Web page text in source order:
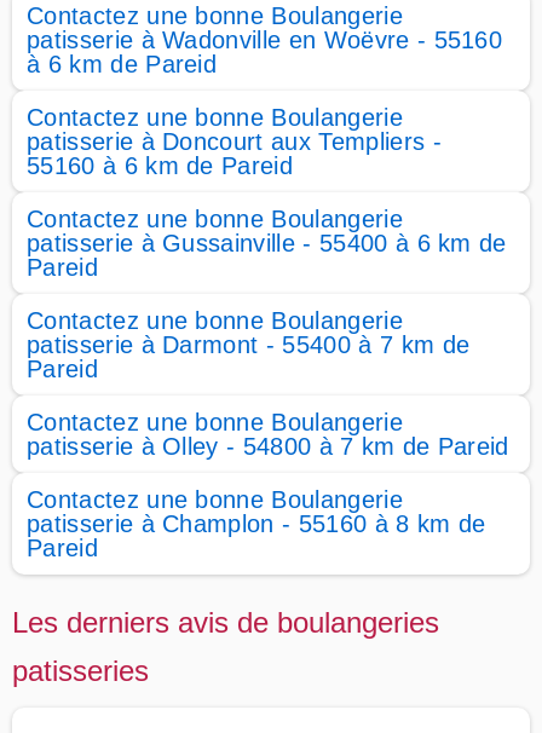
Contactez une bonne Boulangerie
patisserie à Wadonville en Woëvre - 55160
à 6 km de Pareid
Contactez une bonne Boulangerie
patisserie à Doncourt aux Templiers -
55160 à 6 km de Pareid
Contactez une bonne Boulangerie
patisserie à Gussainville - 55400 à 6 km de
Pareid
Contactez une bonne Boulangerie
patisserie à Darmont - 55400 à 7 km de
Pareid
Contactez une bonne Boulangerie
patisserie à Olley - 54800 à 7 km de Pareid
Contactez une bonne Boulangerie
patisserie à Champlon - 55160 à 8 km de
Pareid
Les derniers avis de boulangeries
patisseries